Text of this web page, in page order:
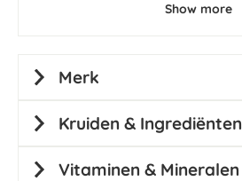
Show more
Merk
Kruiden & Ingrediënten
Vitaminen & Mineralen